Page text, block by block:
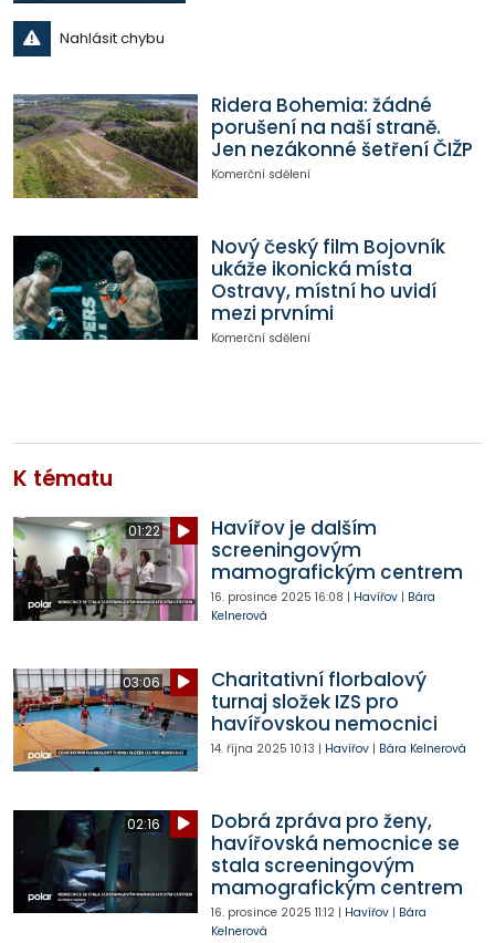
Nahlásit chybu
Ridera Bohemia: žádné
porušení na naší straně.
Jen nezákonné šetření ČIŽP
Komerční sdělení
Nový český film Bojovník
ukáže ikonická místa
Ostravy, místní ho uvidí
mezi prvními
Komerční sdělení
K tématu
01:22
Havířov je dalším
screeningovým
mamografickým centrem
16. prosince 2025 16:08 | Havířov| Bára
Kelnerová
03:06
Charitativní florbalový
turnaj složek IZS pro
havířovskou nemocnici
14. října 2025 10:13 | Havířov| Bára Kelnerová
02:16
Dobrá zpráva pro ženy,
havířovská nemocnice se
stala screeningovým
mamografickým centrem
16. prosince 2025 11:12| Havířov| Bára
Kelnerová